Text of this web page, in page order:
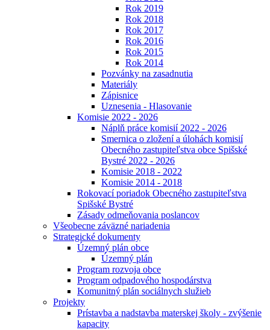
Rok 2019
Rok 2018
Rok 2017
Rok 2016
Rok 2015
Rok 2014
Pozvánky na zasadnutia
Materiály
Zápisnice
Uznesenia - Hlasovanie
Komisie 2022 - 2026
Náplň práce komisií 2022 - 2026
Smernica o zložení a úlohách komisií
Obecného zastupiteľstva obce Spišské
Bystré 2022 - 2026
Komisie 2018 - 2022
Komisie 2014 - 2018
Rokovací poriadok Obecného zastupiteľstva
Spišské Bystré
Zásady odmeňovania poslancov
Všeobecne záväzné nariadenia
Strategické dokumenty
Územný plán obce
Územný plán
Program rozvoja obce
Program odpadového hospodárstva
Komunitný plán sociálnych služieb
Projekty
Prístavba a nadstavba materskej školy - zvýšenie
kapacity